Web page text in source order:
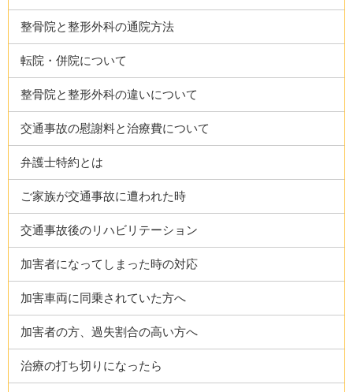
整骨院と整形外科の通院方法
転院・併院について
整骨院と整形外科の違いについて
交通事故の慰謝料と治療費について
弁護士特約とは
ご家族が交通事故に遭われた時
交通事故後のリハビリテーション
加害者になってしまった時の対応
加害車両に同乗されていた方へ
加害者の方、過失割合の高い方へ
治療の打ち切りになったら